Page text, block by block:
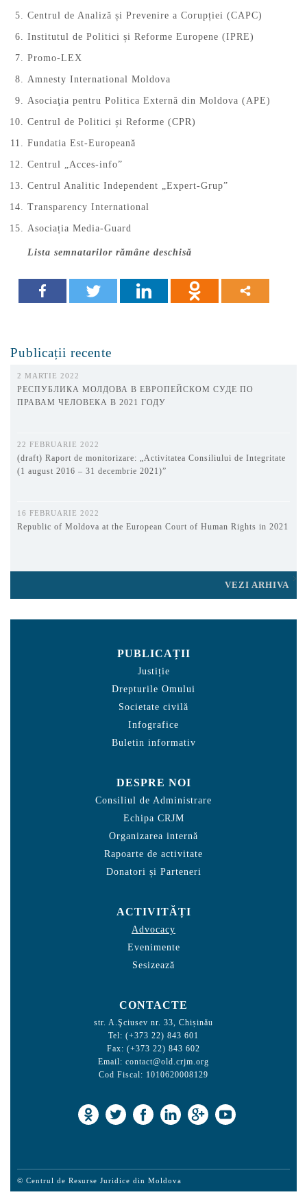
Centrul de Analiză și Prevenire a Corupției (CAPC)
Institutul de Politici și Reforme Europene (IPRE)
Promo-LEX
Amnesty International Moldova
Asociaţia pentru Politica Externă din Moldova (APE)
Centrul de Politici și Reforme (CPR)
Fundatia Est-Europeană
Centrul „Acces-info”
Centrul Analitic Independent „Expert-Grup”
Transparency International
Asociația Media-Guard
Lista semnatarilor rămâne deschisă
Publicații recente
2 MARTIE 2022
РЕСПУБЛИКА МОЛДОВА В ЕВРОПЕЙСКОМ СУДЕ ПО
ПРАВАМ ЧЕЛОВЕКА В 2021 ГОДУ
22 FEBRUARIE 2022
(draft) Raport de monitorizare: „Activitatea Consiliului de Integritate
(1 august 2016 – 31 decembrie 2021)”
16 FEBRUARIE 2022
Republic of Moldova at the European Court of Human Rights in 2021
VEZI ARHIVA
PUBLICAȚII
Justiție
Drepturile Omului
Societate civilă
Infografice
Buletin informativ
DESPRE NOI
Consiliul de Administrare
Echipa CRJM
Organizarea internă
Rapoarte de activitate
Donatori și Parteneri
ACTIVITĂȚI
Advocacy
Evenimente
Sesizează
CONTACTE
str. A.Şciusev nr. 33, Chișinău
Tel: (+373 22) 843 601
Fax: (+373 22) 843 602
Email: contact@old.crjm.org
Cod Fiscal: 1010620008129
© Centrul de Resurse Juridice din Moldova